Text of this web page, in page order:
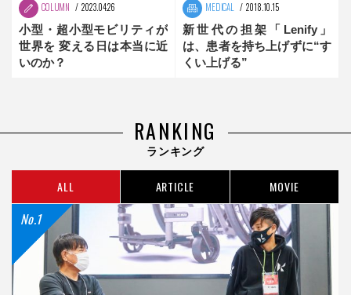
COLUMN 2023.04.26
小型・超小型モビリティが
世界を 変える日は本当に近
いのか？
MEDICAL 2018.10.15
新世代の担架「Lenify」
は、患者を持ち上げずに“す
くい上げる”
RANKING
ランキング
ALL ARTICLE MOVIE